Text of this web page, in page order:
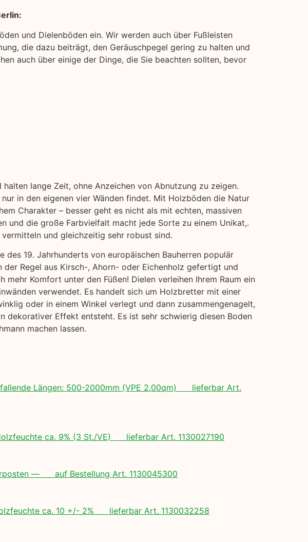
und Dielenböden ein. Wir werden auch über Fußleisten
die dazu beiträgt, den Geräuschpegel gering zu halten und
auch über einige der Dinge, die Sie beachten sollten, bevor
lange Zeit, ohne Anzeichen von Abnutzung zu zeigen.
in den eigenen vier Wänden findet. Mit Holzböden die Natur
Charakter – besser geht es nicht als mit echten, massiven
und die große Farbvielfalt macht jede Sorte zu einem Unikat,.
und gleichzeitig sehr robust sind.
des 19. Jahrhunderts von europäischen Bauherren populär
der Regel aus Kirsch-, Ahorn- oder Eichenholz gefertigt und
mehr Komfort unter den Füßen! Dielen verleihen Ihrem Raum ein
verwendet. Es handelt sich um Holzbretter mit einer
oder in einem Winkel verlegt und dann zusammengenagelt,
dekorativer Effekt entsteht. Es ist sehr schwierig diesen Boden
machen lassen.
fallende Längen: 500-2000mm (VPE 2,00qm) lieferbar Art.
ca. 9% (3 St./VE) lieferbar Art. 1130027190
— auf Bestellung Art. 1130045300
ca. 10 +/- 2% lieferbar Art. 1130032258